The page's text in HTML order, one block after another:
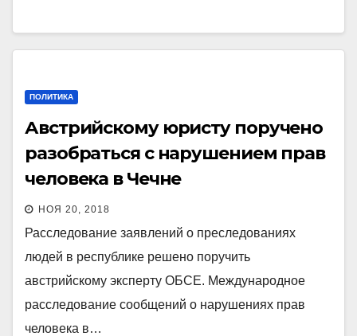
ПОЛИТИКА
Австрийскому юристу поручено
разобраться с нарушением прав
человека в Чечне
НОЯ 20, 2018
Расследование заявлений о преследованиях
людей в республике решено поручить
австрийскому эксперту ОБСЕ. Международное
расследование сообщений о нарушениях прав
человека в…